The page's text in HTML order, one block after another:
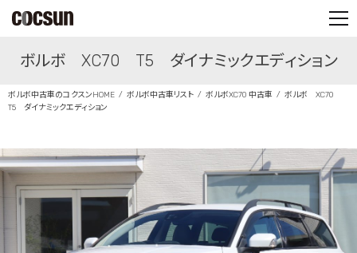
CONTACT
ボルボ XC70 T5 ダイナミックエディション
ボルボ中古車のコクスンHOME ボルボ中古車リスト ボルボXC70 中古車
ボルボ XC70
T5 ダイナミックエディション